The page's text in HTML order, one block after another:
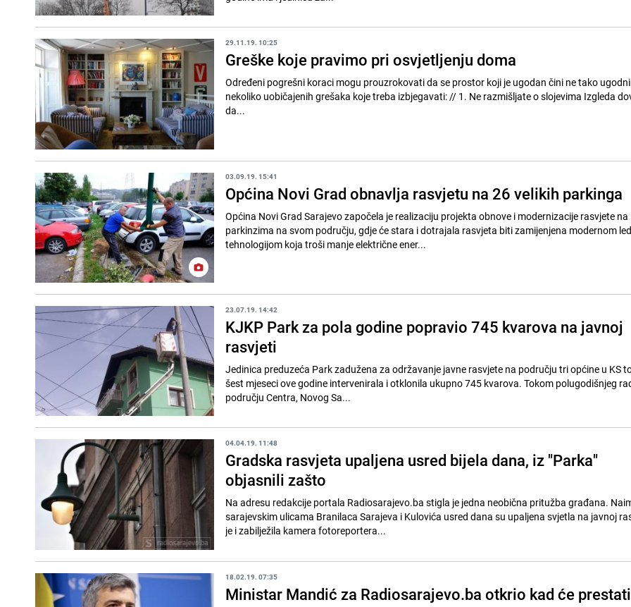
29.11.19. 10:25
Greške koje pravimo pri osvjetljenju doma
Određeni pogrešni koraci mogu prouzrokovati da se prostor koji je ugodan čini ne tako
nekoliko uobičajenih grešaka koje treba izbjegavati: // 1. Ne razmišljate o slojevima Izgleda dovoljno lako
da...
03.09.19. 15:41
Općina Novi Grad obnavlja rasvjetu na 26 velikih parkinga
Općina Novi Grad Sarajevo započela je realizaciju projekta obnove i modernizacije rasvjete na
parkinzima na svom području, gdje će stara i dotrajala rasvjeta biti zamijenjena modernom led
tehnologijom koja troši manje električne ener...
23.07.19. 14:42
KJKP Park za pola godine popravio 745 kvarova na javnoj
rasvjeti
Jedinica preduzeća Park zadužena za održavanje javne rasvjete na području tri općine u KS
šest mjeseci ove godine intervenirala i otklonila ukupno 745 kvarova. Tokom polugodišnjeg
području Centra, Novog Sa...
04.04.19. 11:48
Gradska rasvjeta upaljena usred bijela dana, iz "Parka"
objasnili zašto
Na adresu redakcije portala Radiosarajevo.ba stigla je jedna neobična pritužba građana.
sarajevskim ulicama Branilaca Sarajeva i Kulovića usred dana su upaljena svjetla na javnoj
je i zabilježila kamera fotoreportera...
18.02.19. 07:35
Ministar Mandić za Radiosarajevo.ba otkrio kad će prestati